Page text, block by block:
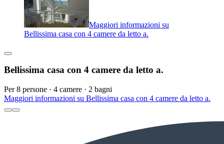
Maggiori informazioni su
Bellissima casa con 4 camere da letto a.
Bellissima casa con 4 camere da letto a.
Per 8 persone · 4 camere · 2 bagni
Maggiori informazioni su Bellissima casa con 4 camere da letto a.